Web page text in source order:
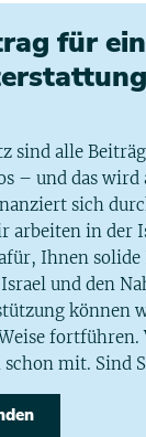
für
sind alle
– und das wird
sich
arbeiten in der
Ihnen
und den
können
fortführen.
mit. Sind